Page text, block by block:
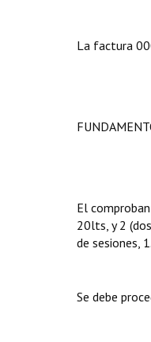
La factura
El
20lts, y 2
de sesiones,
Se debe